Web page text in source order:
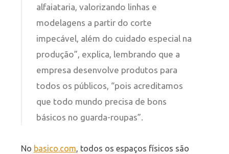
alfaiataria, valorizando linhas e
modelagens a partir do corte
impecável, além do cuidado especial na
produção”, explica, lembrando que a
empresa desenvolve produtos para
todos os públicos, “pois acreditamos
que todo mundo precisa de bons
básicos no guarda-roupas”.
No basico.com, todos os espaços físicos são